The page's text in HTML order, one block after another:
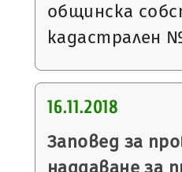
общинска
кадастрален
16.11.2018
Заповед за
наддаване за